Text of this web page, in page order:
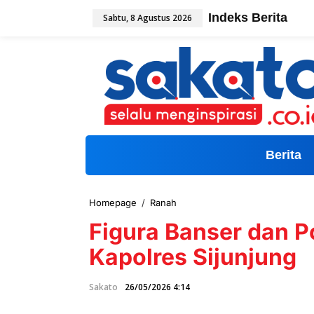
Sabtu, 8 Agustus 2026 Indeks Berita
Berita
Homepage / Ranah
g
u
r
a
a
Figura Banser dan
Kapolres Sijunjung
Sakato 26/05/2026 4:14